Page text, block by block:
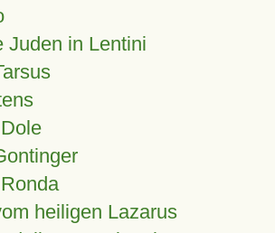
Juden in Lentini
heiligen Lazarus